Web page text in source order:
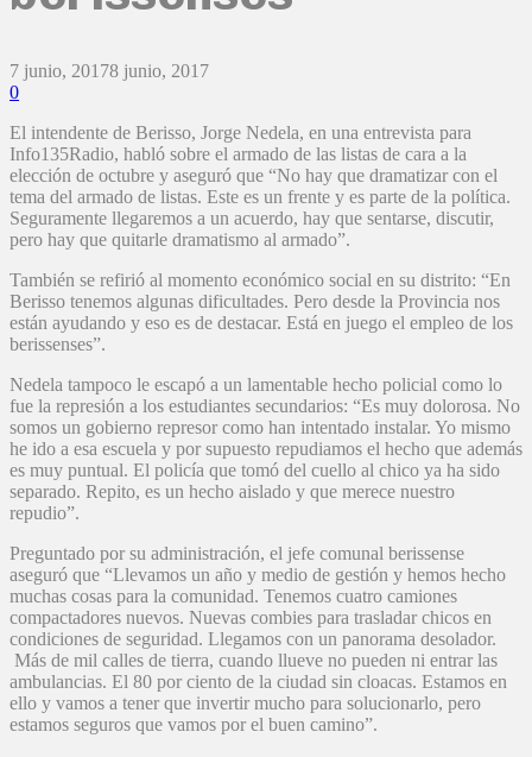
7 junio, 20178 junio, 2017
0
El intendente de Berisso, Jorge Nedela, en una entrevista para
Info135Radio, habló sobre el armado de las listas de cara a la
elección de octubre y aseguró que “No hay que dramatizar con el
tema del armado de listas. Este es un frente y es parte de la política.
Seguramente llegaremos a un acuerdo, hay que sentarse, discutir,
pero hay que quitarle dramatismo al armado”.
También se refirió al momento económico social en su distrito: “En
Berisso tenemos algunas dificultades. Pero desde la Provincia nos
están ayudando y eso es de destacar. Está en juego el empleo de los
berissenses”.
Nedela tampoco le escapó a un lamentable hecho policial como lo
fue la represión a los estudiantes secundarios: “Es muy dolorosa. No
somos un gobierno represor como han intentado instalar. Yo mismo
he ido a esa escuela y por supuesto repudiamos el hecho que además
es muy puntual. El policía que tomó del cuello al chico ya ha sido
separado. Repito, es un hecho aislado y que merece nuestro
repudio”.
Preguntado por su administración, el jefe comunal berissense
aseguró que “Llevamos un año y medio de gestión y hemos hecho
muchas cosas para la comunidad. Tenemos cuatro camiones
compactadores nuevos. Nuevas combies para trasladar chicos en
condiciones de seguridad. Llegamos con un panorama desolador.
Más de mil calles de tierra, cuando llueve no pueden ni entrar las
ambulancias. El 80 por ciento de la ciudad sin cloacas. Estamos en
ello y vamos a tener que invertir mucho para solucionarlo, pero
estamos seguros que vamos por el buen camino”.